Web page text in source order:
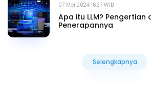
07 Mei 2024 16.37 WIB
Apa itu LLM? Pengertian
Penerapannya
Selengkapnya